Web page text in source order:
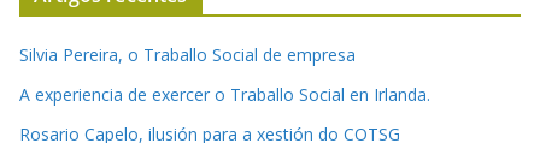
Silvia Pereira, o Traballo Social de empresa
A experiencia de exercer o Traballo Social en Irlanda.
Rosario Capelo, ilusión para a xestión do COTSG